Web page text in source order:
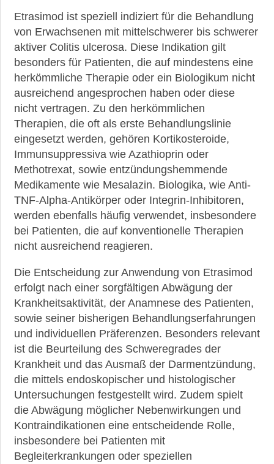
Etrasimod ist speziell indiziert für die Behandlung
von Erwachsenen mit mittelschwerer bis schwerer
aktiver Colitis ulcerosa. Diese Indikation gilt
besonders für Patienten, die auf mindestens eine
herkömmliche Therapie oder ein Biologikum nicht
ausreichend angesprochen haben oder diese
nicht vertragen. Zu den herkömmlichen
Therapien, die oft als erste Behandlungslinie
eingesetzt werden, gehören Kortikosteroide,
Immunsuppressiva wie Azathioprin oder
Methotrexat, sowie entzündungshemmende
Medikamente wie Mesalazin. Biologika, wie Anti-
TNF-Alpha-Antikörper oder Integrin-Inhibitoren,
werden ebenfalls häufig verwendet, insbesondere
bei Patienten, die auf konventionelle Therapien
nicht ausreichend reagieren.
Die Entscheidung zur Anwendung von Etrasimod
erfolgt nach einer sorgfältigen Abwägung der
Krankheitsaktivität, der Anamnese des Patienten,
sowie seiner bisherigen Behandlungserfahrungen
und individuellen Präferenzen. Besonders relevant
ist die Beurteilung des Schweregrades der
Krankheit und das Ausmaß der Darmentzündung,
die mittels endoskopischer und histologischer
Untersuchungen festgestellt wird. Zudem spielt
die Abwägung möglicher Nebenwirkungen und
Kontraindikationen eine entscheidende Rolle,
insbesondere bei Patienten mit
Begleiterkrankungen oder speziellen
Suche